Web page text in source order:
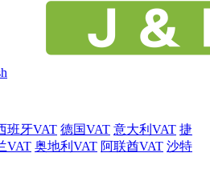
班牙VAT 德国VAT 意大利VAT 捷
VAT 奥地利VAT 阿联酋VAT 沙特